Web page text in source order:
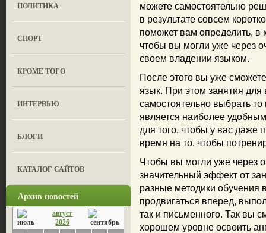
ПОЛИТИКА
СПОРТ
КРОМЕ ТОГО
ИНТЕРВЬЮ
БЛОГИ
КАТАЛОГ САЙТОВ
Архив новостей
август
2026
можете самостоятельно
в результате совсем
поможет вам определить, в
чтобы вы могли уже через
своем владении языком.
После этого вы уже
язык. При этом занятия
самостоятельно выбрать
является наиболее
для того, чтобы у вас даже
время на то, чтобы
Чтобы вы могли уже через
значительный эффект от
разные методики обучения
продвигаться вперед,
так и письменного. Так вы
хорошем уровне освоить